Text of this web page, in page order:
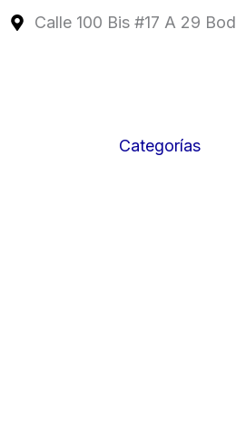
Calle 100 Bis #17 A 29
Categorías